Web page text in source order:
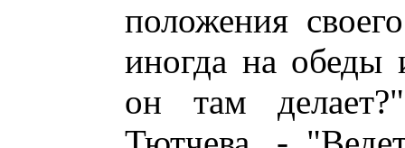
положения
иногда на обеды
он там